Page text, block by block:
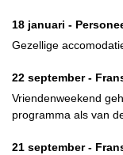
18 januari -
Gezellige
22 september -
Vriendenweekend
programma als van
21 september -